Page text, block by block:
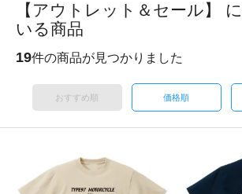
【アウトレット＆セール】
いる商品
19件の商品が見つかりました
おすすめ順 価格順